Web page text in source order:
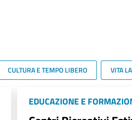
CULTURA E TEMPO LIBERO VITA
EDUCAZIONE E